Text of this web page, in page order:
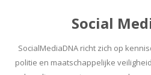
Social
SocialMediaDNA richt zich op
politie en maatschappelijke